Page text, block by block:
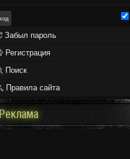
Забыл пароль
Регистрация
Поиск
Правила сайта
Реклама